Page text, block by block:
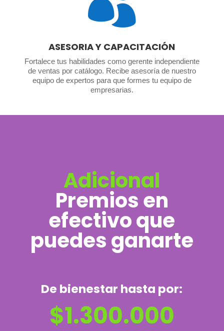
ASESORIA Y CAPACITACIÓN
Fortalece tus habilidades como gerente independiente
de ventas por catálogo. Recibe asesoría de nuestro
equipo de expertos para que formes tu equipo de
empresarias.
Adicional
Premios en
efectivo que
puedes ganarte
De bienestar hasta por:
$1.300.000